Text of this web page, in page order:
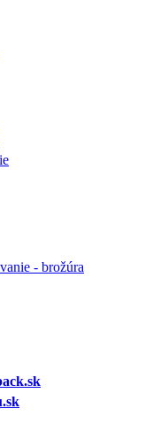
- brožúra
k